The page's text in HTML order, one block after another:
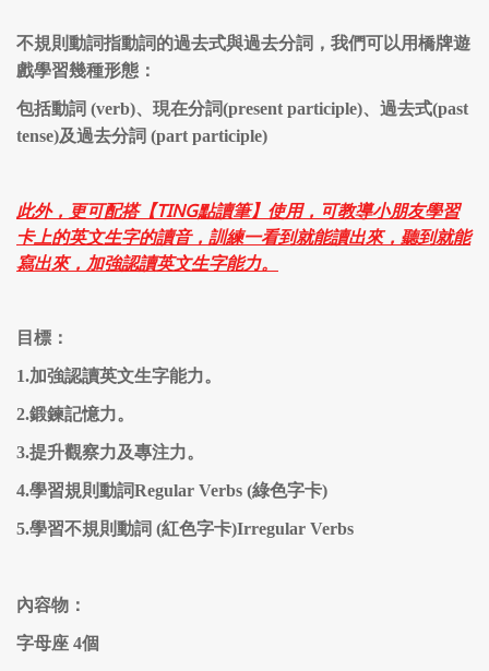
不規則動詞指動詞的過去式與過去分詞，我們可以用橋牌遊
戲學習幾種形態：
包括動詞 (verb)、現在分詞(present participle)、過去式(past
tense)及過去分詞 (part participle)
此外，更可配搭【TING點讀筆】使用，可教導小朋友學習
卡上的英文生字的讀音，訓練一看到就能讀出來，聽到就能
寫出來，加強認讀英文生字能力。
目標：
1.加強認讀英文生字能力。
2.鍛鍊記憶力。
3.提升觀察力及專注力。
4.學習規則動詞Regular Verbs (綠色字卡)
5.學習不規則動詞 (紅色字卡)Irregular Verbs
內容物：
字母座 4個